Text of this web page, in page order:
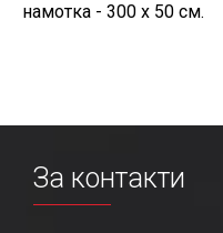
намотка - 300 х 50 см.
За контакти